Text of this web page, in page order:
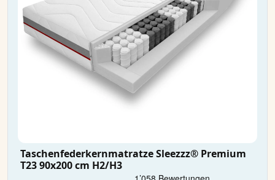
Taschenfederkernmatratze Sleezzz® Premium
T23 90x200 cm H2/H3